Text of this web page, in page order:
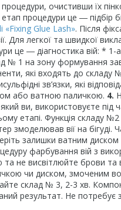
процедури, очистивши їх
процедури це ― підбір
«Fixing Glue Lash». Після
Для легкої та швидкої
це ― діагностика вій: * 1-
№ 1 на зону формування
які входять до
зв’язки, які
або ватною паличкою. 4.
ви, використовуєте під
етапі. Функція складу
змоделював вії на
залишки ватним
фарбування вій з
не висвітлюйте брови та
чи диском, змоченим
склад № 3, 2-3 хв.
результат. Не потребує